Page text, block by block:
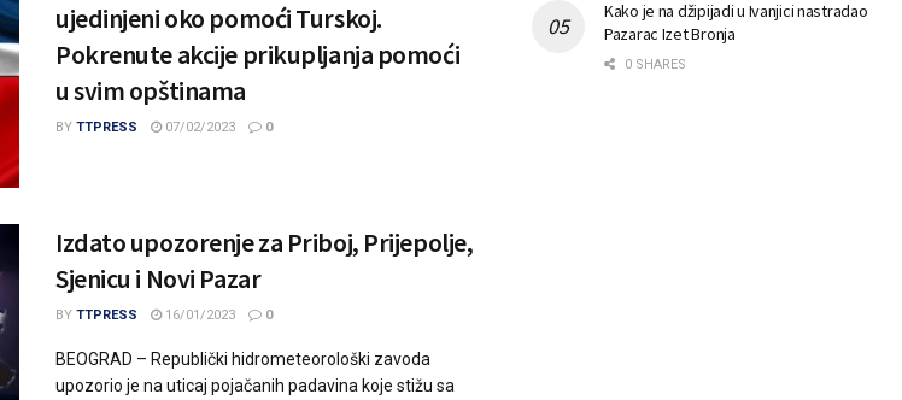
ujedinjeni oko pomoći Turskoj.
Pokrenute akcije prikupljanja pomoći
u svim opštinama
BY TTPRESS 07/02/2023 0
Izdato upozorenje za Priboj, Prijepolje,
Sjenicu i Novi Pazar
BY TTPRESS 16/01/2023 0
BEOGRAD – Republički hidrometeorološki zavoda
upozorio je na uticaj pojačanih padavina koje stižu sa
Kako je na džipijadi u Ivanjici nastradao
Pazarac Izet Bronja
0 SHARES